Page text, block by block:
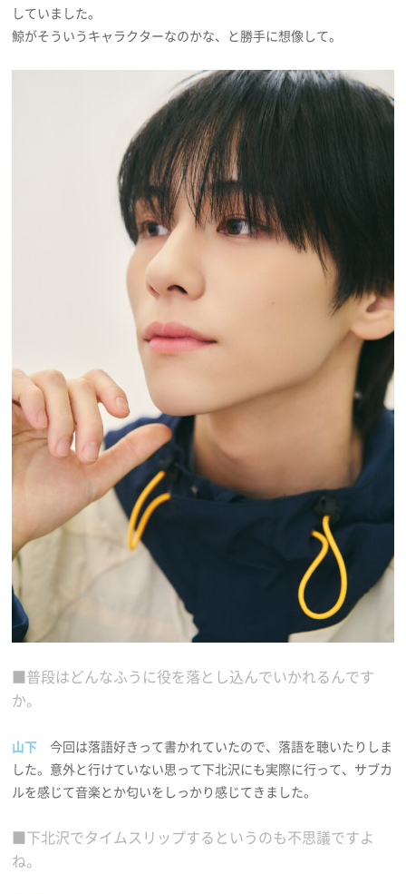
していました。
鯨がそういうキャラクターなのかな、と勝手に想像して。
■普段はどんなふうに役を落とし込んでいかれるんです
か。
山下 今回は落語好きって書かれていたので、落語を聴いたりしま
した。意外と行けていない思って下北沢にも実際に行って、サブカ
ルを感じて音楽とか匂いをしっかり感じてきました。
■下北沢でタイムスリップするというのも不思議ですよ
ね。